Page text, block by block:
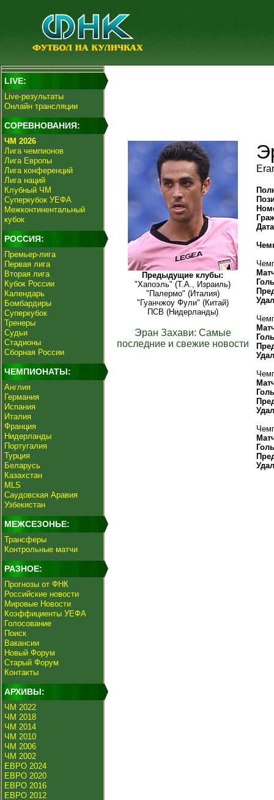
LIVE:
Live-результаты
Онлайн трансляции
СОРЕВНОВАНИЯ:
ЧМ 2026
Лига чемпионов
Лига Европы
Лига конференций
Лига наций
Клубный ЧМ
Суперкубок УЕФА
Межконтинентальный
кубок
РОССИЯ:
Премьер-лига
Первая лига
Вторая лига
Кубок России
Календарь
Бомбардиры
Суперкубок
Тренеры
Судьи
Стадионы
Сборная России
ЧЕМПИОНАТЫ:
Англия
Германия
Испания
Италия
Франция
Нидерланды
Португалия
Турция
Беларусь
Казахстан
MLS
Саудовская Аравия
Узбекистан
МЕЖСЕЗОНЬЕ:
Трансферы
Контрольные матчи
РАЗНОЕ:
Прогнозы от ФНК
Российские новости
Мировые Новости
Коэффициенты УЕФА
Голосование
Поиск
Вакансии
Новый Форум
Старый Форум
Контакты
АРХИВЫ:
ЧМ 2022
ЧМ 2018
ЧМ 2014
ЧМ 2010
ЧМ 2006
ЧМ 2002
ЕВРО 2024
ЕВРО 2020
ЕВРО 2016
ЕВРО 2012
Предыдущие клубы:
"Хапоэль" (Т.А., Израиль)
"Палермо" (Италия)
"Гуанчжоу Фули" (Китай)
ПСВ (Нидерланды)
Эран Захави: Самые
последние и свежие новости